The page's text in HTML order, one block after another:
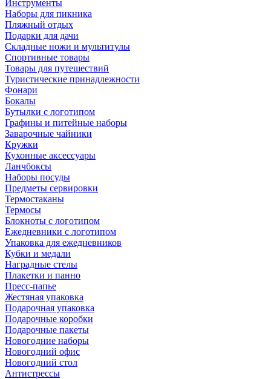
Инструменты
Наборы для пикника
Пляжный отдых
Подарки для дачи
Складные ножи и мультитулы
Спортивные товары
Товары для путешествий
Туристические принадлежности
Фонари
Бокалы
Бутылки с логотипом
Графины и питейные наборы
Заварочные чайники
Кружки
Кухонные аксессуары
Ланчбоксы
Наборы посуды
Предметы сервировки
Термостаканы
Термосы
Блокноты с логотипом
Ежедневники с логотипом
Упаковка для ежедневников
Кубки и медали
Наградные стелы
Плакетки и панно
Пресс-папье
Жестяная упаковка
Подарочная упаковка
Подарочные коробки
Подарочные пакеты
Новогодние наборы
Новогодний офис
Новогодний стол
Антистрессы